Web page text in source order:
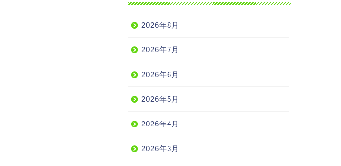
2026年8月
2026年7月
2026年6月
2026年5月
2026年4月
2026年3月